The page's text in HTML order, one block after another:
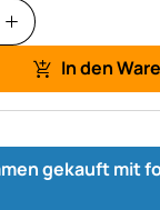
In den
gekauft mit